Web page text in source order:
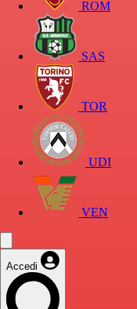
ROM
SAS
TOR
UDI
VEN
Accedi